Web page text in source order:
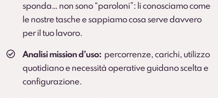
(secondo condizioni).
Cambio gomme
pneumatici.
Protection Pack – Noleggio senza sorprese
sponda… non sono “paroloni”: li conosciamo come
le nostre tasche e sappiamo cosa serve davvero
per il tuo lavoro.
Analisi mission d’uso: percorrenze, carichi, utilizzo
quotidiano e necessità operative guidano scelta e
configurazione.